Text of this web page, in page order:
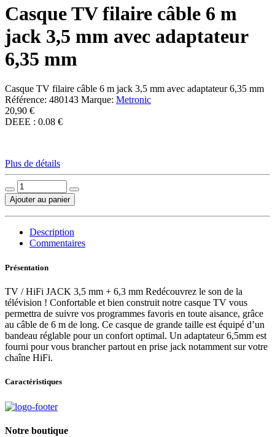
Casque TV filaire câble 6 m
jack 3,5 mm avec adaptateur
6,35 mm
Casque TV filaire câble 6 m jack 3,5 mm avec adaptateur 6,35 mm
Référence: 480143 Marque: Metronic
20,90 €
DEEE : 0.08 €
Plus de détails
Ajouter au panier
Description
Commentaires
Présentation
TV / HiFi JACK 3,5 mm + 6,3 mm Redécouvrez le son de la
télévision ! Confortable et bien construit notre casque TV vous
permettra de suivre vos programmes favoris en toute aisance, grâce
au câble de 6 m de long. Ce casque de grande taille est équipé d’un
bandeau réglable pour un confort optimal. Un adaptateur 6,5mm est
fourni pour vous brancher partout en prise jack notamment sur votre
chaîne HiFi.
Caractéristiques
Notre boutique